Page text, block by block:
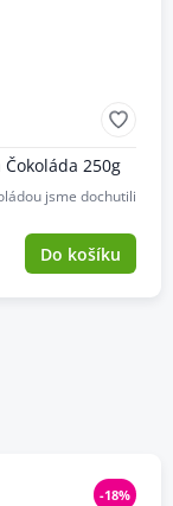
250g
jsme dochutili
Do košíku
-18%